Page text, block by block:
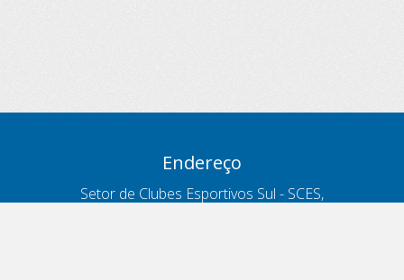
Endereço
Setor de Clubes Esportivos Sul - SCES,